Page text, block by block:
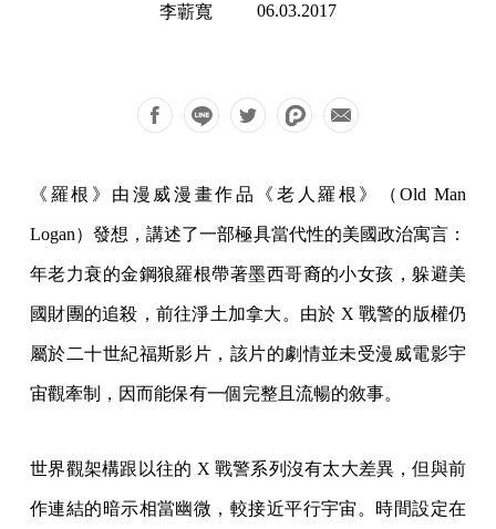
李蘄寬 06.03.2017
《羅根》由漫威漫畫作品《老人羅根》（Old Man
Logan）發想，講述了一部極具當代性的美國政治寓言：
年老力衰的金鋼狼羅根帶著墨西哥裔的小女孩，躲避美
國財團的追殺，前往淨土加拿大。由於 X 戰警的版權仍
屬於二十世紀福斯影片，該片的劇情並未受漫威電影宇
宙觀牽制，因而能保有一個完整且流暢的敘事。
世界觀架構跟以往的 X 戰警系列沒有太大差異，但與前
作連結的暗示相當幽微，較接近平行宇宙。時間設定在